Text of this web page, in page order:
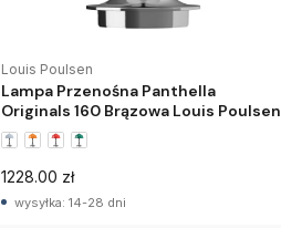
Louis Poulsen
Lampa Przenośna Panthella
Originals 160 Brązowa Louis Poulsen
1228.00 zł
wysyłka: 14-28 dni